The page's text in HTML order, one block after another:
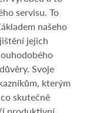
servisu. To
našeho
jejich
Svoje
kterým
skutečně